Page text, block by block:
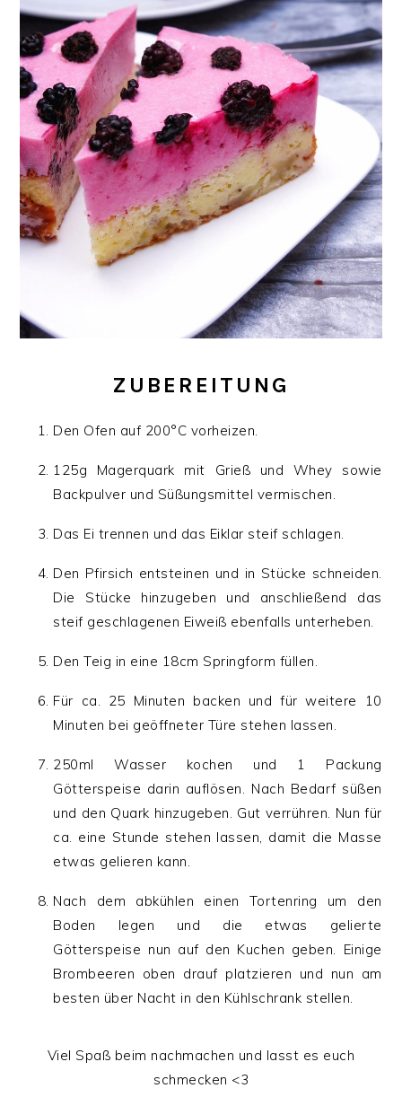
ZUBEREITUNG
Den Ofen auf 200°C vorheizen.
125g Magerquark mit Grieß und Whey sowie
Backpulver und Süßungsmittel vermischen.
Das Ei trennen und das Eiklar steif schlagen.
Den Pfirsich entsteinen und in Stücke schneiden.
Die Stücke hinzugeben und anschließend das
steif geschlagenen Eiweiß ebenfalls unterheben.
Den Teig in eine 18cm Springform füllen.
Für ca. 25 Minuten backen und für weitere 10
Minuten bei geöffneter Türe stehen lassen.
250ml Wasser kochen und 1 Packung
Götterspeise darin auflösen. Nach Bedarf süßen
und den Quark hinzugeben. Gut verrühren. Nun für
ca. eine Stunde stehen lassen, damit die Masse
etwas gelieren kann.
Nach dem abkühlen einen Tortenring um den
Boden legen und die etwas gelierte
Götterspeise nun auf den Kuchen geben. Einige
Brombeeren oben drauf platzieren und nun am
besten über Nacht in den Kühlschrank stellen.
Viel Spaß beim nachmachen und lasst es euch
schmecken <3